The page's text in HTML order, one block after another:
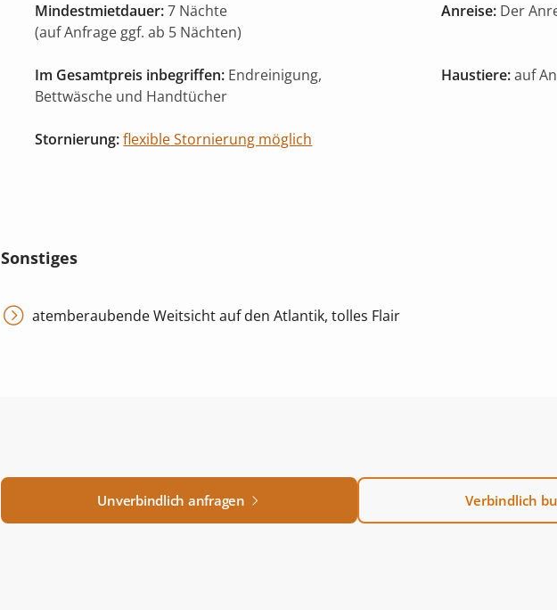
Mindestmietdauer:7 Nächte
(auf Anfrage ggf. ab 5 Nächten)
Anreise: Der
Im Gesamtpreis inbegriffen: Endreinigung,
Bettwäsche und Handtücher
Haustiere:auf
Stornierung:flexible Stornierung möglich
Sonstiges
atemberaubende Weitsicht auf den Atlantik, tolles Flair
Unverbindlich anfragen Verbindlich